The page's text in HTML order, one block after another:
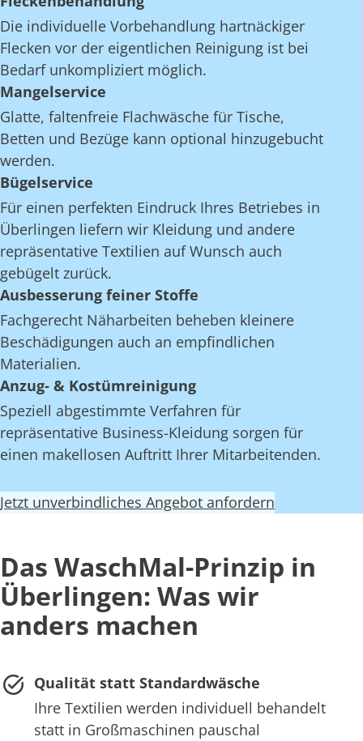
Die individuelle Vorbehandlung hartnäckiger
Flecken vor der eigentlichen Reinigung ist bei
Bedarf unkompliziert möglich.
Mangelservice
Glatte, faltenfreie Flachwäsche für Tische,
Betten und Bezüge kann optional hinzugebucht
werden.
Bügelservice
Für einen perfekten Eindruck Ihres Betriebes in
Überlingen liefern wir Kleidung und andere
repräsentative Textilien auf Wunsch auch
gebügelt zurück.
Ausbesserung feiner Stoffe
Fachgerecht Näharbeiten beheben kleinere
Beschädigungen auch an empfindlichen
Materialien.
Anzug- & Kostümreinigung
Speziell abgestimmte Verfahren für
repräsentative Business-Kleidung sorgen für
einen makellosen Auftritt Ihrer Mitarbeitenden.
Jetzt unverbindliches Angebot anfordern
Das WaschMal-Prinzip in
Überlingen: Was wir
anders machen
Qualität statt Standardwäsche
Ihre Textilien werden individuell behandelt
statt in Großmaschinen pauschal